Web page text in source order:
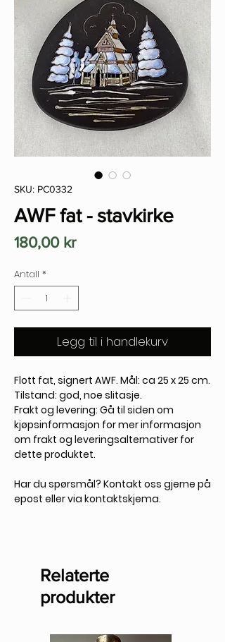
SKU: PC0332
AWF fat - stavkirke
180,00 krPris
Antall *
Legg til i handlekurv
Flott fat, signert AWF. Mål: ca 25 x 25 cm.
Tilstand: god, noe slitasje.
Frakt og levering: Gå til siden om
kjøpsinformasjon for mer informasjon
om frakt og leveringsalternativer for
dette produktet.
Har du spørsmål? Kontakt oss gjerne på
epost eller via kontaktskjema.
Relaterte
produkter